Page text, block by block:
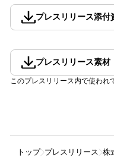
プレスリリース添付
プレスリリース素材
このプレスリリース内で使わ
トップ プレスリリース 株